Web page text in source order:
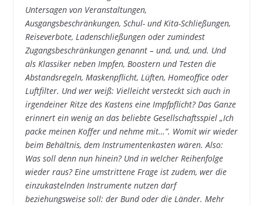
Untersagen von Veranstaltungen,
Ausgangsbeschränkungen, Schul- und Kita-Schließungen,
Reiseverbote, Ladenschließungen oder zumindest
Zugangsbeschränkungen genannt – und, und, und. Und
als Klassiker neben Impfen, Boostern und Testen die
Abstandsregeln, Maskenpflicht, Lüften, Homeoffice oder
Luftfilter. Und wer weiß: Vielleicht versteckt sich auch in
irgendeiner Ritze des Kastens eine Impfpflicht? Das Ganze
erinnert ein wenig an das beliebte Gesellschaftsspiel „Ich
packe meinen Koffer und nehme mit…”. Womit wir wieder
beim Behältnis, dem Instrumentenkasten wären. Also:
Was soll denn nun hinein? Und in welcher Reihenfolge
wieder raus? Eine umstrittene Frage ist zudem, wer die
einzukastelnden Instrumente nutzen darf
beziehungsweise soll: der Bund oder die Länder. Mehr